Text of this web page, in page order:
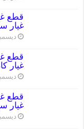
غيار
ديسمبر 1,
غيار
ديسمبر 1,
غيار
ديسمبر 1,